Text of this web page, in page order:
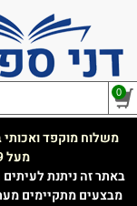
0
משלוח מוקפד ואכותי
מעל 249
באתר זה ניתנת
מבצעים מתקיימים